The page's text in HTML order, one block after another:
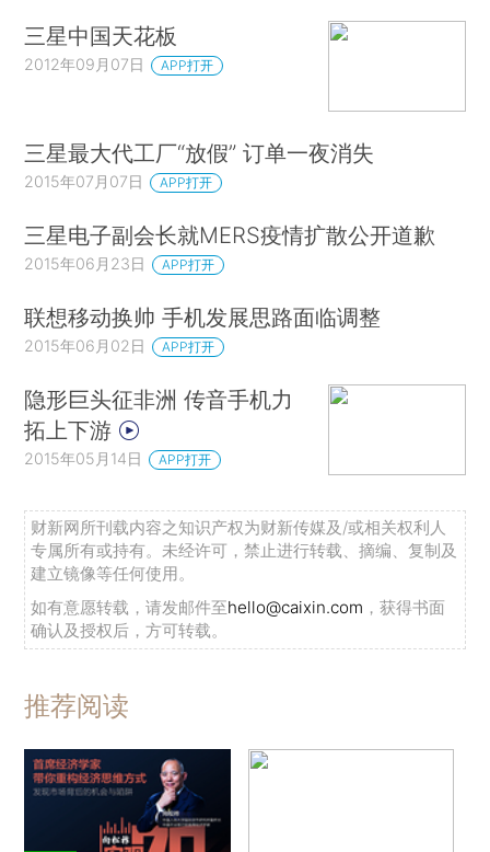
三星中国天花板
2012年09月07日 APP打开
三星最大代工厂“放假” 订单一夜消失
2015年07月07日 APP打开
三星电子副会长就MERS疫情扩散公开道歉
2015年06月23日 APP打开
联想移动换帅 手机发展思路面临调整
2015年06月02日 APP打开
隐形巨头征非洲 传音手机力
拓上下游
2015年05月14日 APP打开
财新网所刊载内容之知识产权为财新传媒及/或相关权利人
专属所有或持有。未经许可，禁止进行转载、摘编、复制及
建立镜像等任何使用。
如有意愿转载，请发邮件至hello@caixin.com ，获得书面
确认及授权后，方可转载。
推荐阅读